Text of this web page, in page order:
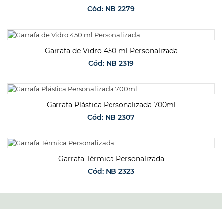
Cód: NB 2279
SOLICITAR ORÇAMENTO
Garrafa de Vidro 450 ml Personalizada
Cód: NB 2319
SOLICITAR ORÇAMENTO
Garrafa Plástica Personalizada 700ml
Cód: NB 2307
SOLICITAR ORÇAMENTO
Garrafa Térmica Personalizada
Cód: NB 2323